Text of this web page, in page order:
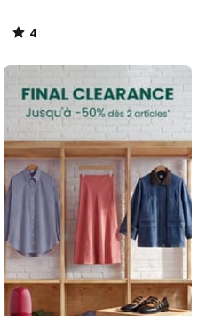
4
/
FINAL
CLEARANCE